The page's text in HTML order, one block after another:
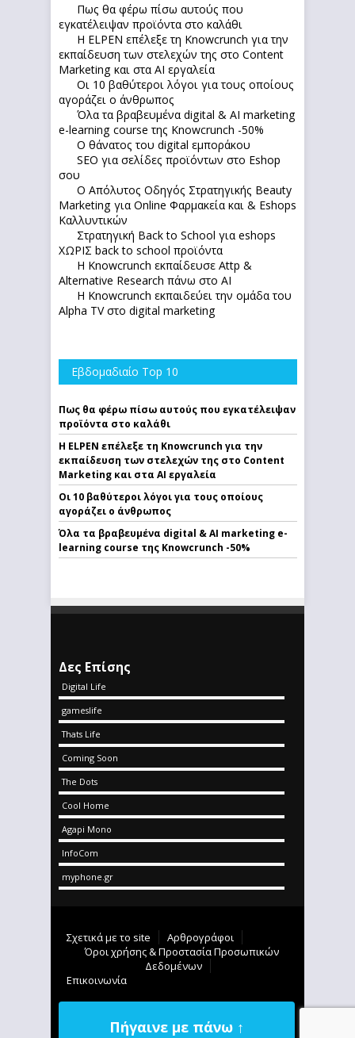
Πως θα φέρω πίσω αυτούς που
εγκατέλειψαν προϊόντα στο καλάθι
Η ELPEN επέλεξε τη Knowcrunch για την
εκπαίδευση των στελεχών της στο Content
Marketing και στα AI εργαλεία
Οι 10 βαθύτεροι λόγοι για τους οποίους
αγοράζει ο άνθρωπος
Όλα τα βραβευμένα digital & AI marketing
e-learning course της Knowcrunch -50%
Ο θάνατος του digital εμποράκου
SEO για σελίδες προϊόντων στο Eshop
σου
Ο Απόλυτoς Οδηγός Στρατηγικής Beauty
Marketing για Online Φαρμακεία και & Eshops
Καλλυντικών
Στρατηγική Back to School για eshops
ΧΩΡΙΣ back to school προϊόντα
Η Knowcrunch εκπαίδευσε Attp &
Alternative Research πάνω στο ΑΙ
Η Knowcrunch εκπαιδεύει την ομάδα του
Alpha TV στο digital marketing
Εβδομαδιαίο Top 10
Πως θα φέρω πίσω αυτούς που εγκατέλειψαν
προϊόντα στο καλάθι
Η ELPEN επέλεξε τη Knowcrunch για την
εκπαίδευση των στελεχών της στο Content
Marketing και στα AI εργαλεία
Οι 10 βαθύτεροι λόγοι για τους οποίους
αγοράζει ο άνθρωπος
Όλα τα βραβευμένα digital & AI marketing e-
learning course της Knowcrunch -50%
Δες Επίσης
Digital Life
gameslife
Thats Life
Coming Soon
The Dots
Cool Home
Agapi Mono
InfoCom
myphone.gr
Σχετικά με το site
Αρθρογράφοι
Όροι χρήσης & Προστασία Προσωπικών
Δεδομένων
Επικοινωνία
Πήγαινε με πάνω ↑